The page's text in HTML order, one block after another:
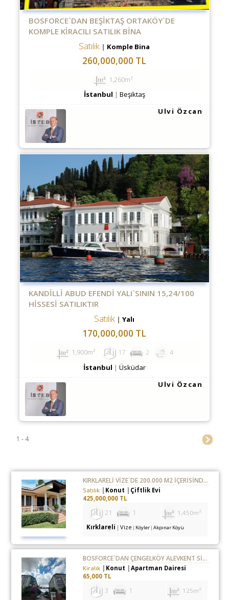
BOSFORCE`DAN BEŞIKTAŞ ORTAKÖY`DE
KOMPLE KIRACILI SATILIK BINA
Satılık Komple Bina
260,000,000 TL
1,260m²
İstanbul
Beşiktaş
Ulvi Özcan
KANDILLI ABUD EFENDI YALI`SININ 15,24/100
HISSESI SATILIKTIR
Satılık Yalı
170,000,000 TL
1,900m² 17 2 4
İstanbul
Üsküdar
Ulvi Özcan
1 - 4
KIRKLARELİ VİZE`DE 200.000 M2 İÇERİSİNDE SATILIK ÇİFTLİK
Satılık Konut
Çiftlik Evi
425,000,000 TL
1,450m²
21 1
Kırklareli Vize Köyler Akpınar Köyü
BOSFORCE`DAN ÇENGELKÖY ALEVKENT SİTESİNDE 3+1 KİRALIK DAİRE
Kiralık Konut
Apartman Dairesi
65,000 TL
125m²
3 1